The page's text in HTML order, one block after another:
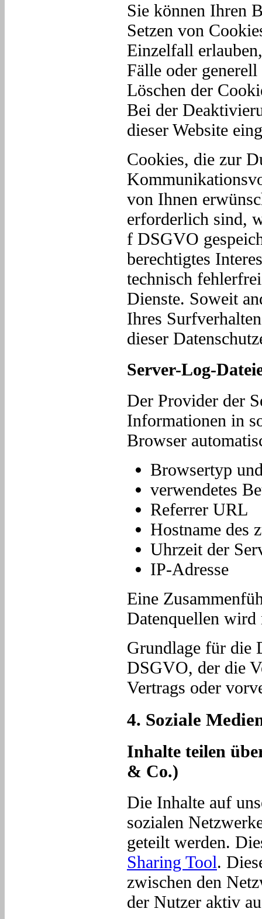
Sie können Ihren
Setzen von
Einzelfall
Fälle oder generell
Löschen der
Bei der
dieser Website
Cookies, die zur
von Ihnen
erforderlich sind,
f DSGVO
berechtigtes
technisch
Dienste. Soweit
Ihres
dieser
Server-Log-
Der Provider der
Informationen in
Browser
Browsertyp
verwendetes
Referrer URL
Hostname des
Uhrzeit der
IP-Adresse
Eine
Datenquellen wird
Grundlage für die
DSGVO, der die
Vertrags oder
4. Soziale
Inhalte teilen
& Co.)
Die Inhalte auf
sozialen
geteilt werden.
Sharing Tool.
zwischen den
der Nutzer aktiv